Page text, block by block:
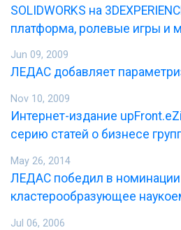
SOLIDWORKS на
платформа, ролевые игры и
Jun 09, 2009
ЛЕДАС добавляет
Nov 10, 2009
Интернет-издание
серию статей о бизнесе
May 26, 2014
ЛЕДАС победил в
кластерообразующее
Jul 06, 2006